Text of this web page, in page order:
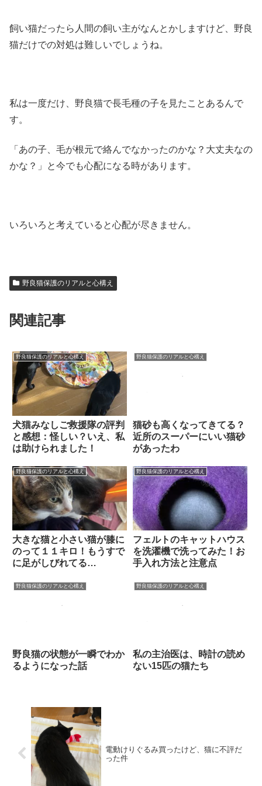
飼い猫だったら人間の飼い主がなんとかしますけど、野良
猫だけでの対処は難しいでしょうね。
私は一度だけ、野良猫で長毛種の子を見たことあるんで
す。
「あの子、毛が根元で絡んでなかったのかな？大丈夫なの
かな？」と今でも心配になる時があります。
いろいろと考えていると心配が尽きません。
野良猫保護のリアルと心構え
関連記事
野良猫保護のリアルと心構え
犬猫みなしご救援隊の評判
と感想：怪しい？いえ、私
は助けられました！
野良猫保護のリアルと心構え
猫砂も高くなってきてる？
近所のスーパーにいい猫砂
があったわ
野良猫保護のリアルと心構え
大きな猫と小さい猫が膝に
のって１１キロ！もうすで
に足がしびれてる…
野良猫保護のリアルと心構え
フェルトのキャットハウス
を洗濯機で洗ってみた！お
手入れ方法と注意点
野良猫保護のリアルと心構え
野良猫の状態が一瞬でわか
るようになった話
野良猫保護のリアルと心構え
私の主治医は、時計の読め
ない15匹の猫たち
電動けりぐるみ買ったけど、猫に不評だ
った件